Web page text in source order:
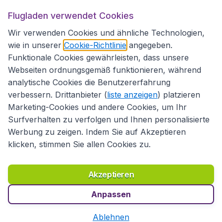
Flugladen.at
Internationale Webseiten
Richtlinien und Bedingungen
Haftungsausschluss
Datenschutzerklärung
Cookies Copyright © 2026
Flugladen verwendet Cookies
Wir verwenden Cookies und ähnliche Technologien,
wie in unserer Cookie-Richtlinie angegeben.
Funktionale Cookies gewährleisten, dass unsere
Webseiten ordnungsgemäß funktionieren, während
analytische Cookies die Benutzererfahrung
verbessern. Drittanbieter (liste anzeigen) platzieren
Marketing-Cookies und andere Cookies, um Ihr
Surfverhalten zu verfolgen und Ihnen personalisierte
Werbung zu zeigen. Indem Sie auf Akzeptieren
klicken, stimmen Sie allen Cookies zu.
Akzeptieren
Anpassen
Ablehnen